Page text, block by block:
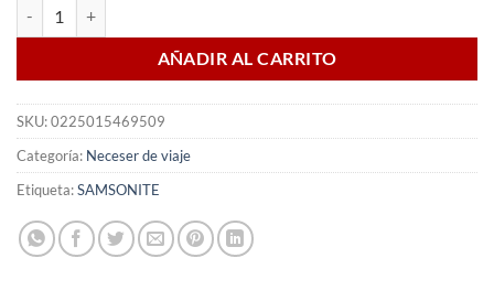
AÑADIR AL CARRITO
SKU:0225015469509
Categoría: Neceser de viaje
Etiqueta:SAMSONITE